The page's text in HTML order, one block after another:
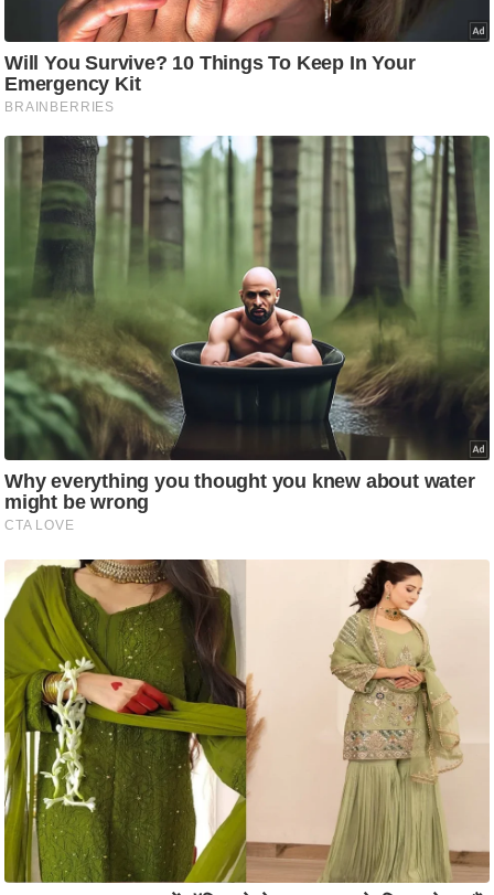
फै
श
न
घ
स्खे
र्य
ट
न
स्थ
ल
फि
ट
ने
मं
त्रा
रि
ले
श
न
शि
प
रा
ज
नी